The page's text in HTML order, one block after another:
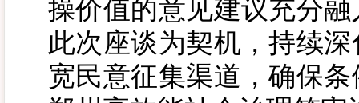
操价值的意见建议充分
此次座谈为契机，持续
宽民意征集渠道，确保